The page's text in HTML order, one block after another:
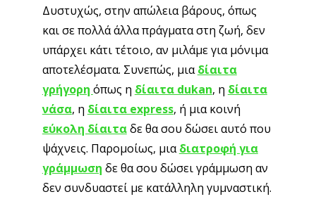
Δυστυχώς, στην απώλεια βάρους, όπως
και σε πολλά άλλα πράγματα στη ζωή, δεν
υπάρχει κάτι τέτοιο, αν μιλάμε για μόνιμα
αποτελέσματα. Συνεπώς, μιαδίαιτα
γρήγορη όπως η δίαιτα dukan, η δίαιτα
νάσα, η δίαιτα express, ή μια κοινή
εύκολη δίαιταδε θα σου δώσει αυτό που
ψάχνεις. Παρομοίως, μιαδιατροφή για
γράμμωση δε θα σου δώσει γράμμωση αν
δεν συνδυαστεί με κατάλληλη γυμναστική.